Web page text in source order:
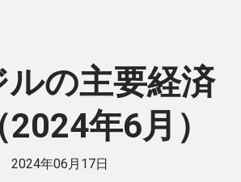
ルの主要経済
年6月）
2024年06月17日